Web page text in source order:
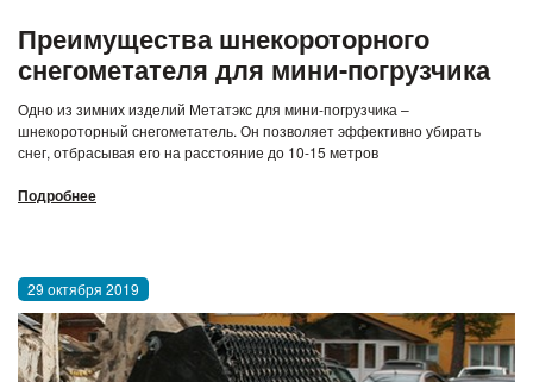
Преимущества шнекороторного
снегометателя для мини-погрузчика
Одно из зимних изделий Метатэкс для мини-погрузчика –
шнекороторный снегометатель. Он позволяет эффективно убирать
снег, отбрасывая его на расстояние до 10-15 метров
Подробнее
29 октября 2019